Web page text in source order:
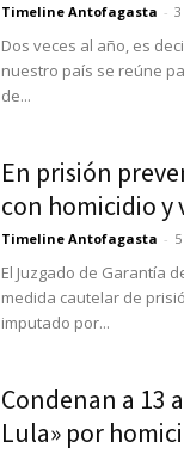
Timeline Antofagasta -
Dos veces al año, es
nuestro país se reúne
de...
En prisión
con homicidio y
Timeline Antofagasta -
El Juzgado de Garantía
medida cautelar de
imputado por...
Condenan a 13
Lula» por